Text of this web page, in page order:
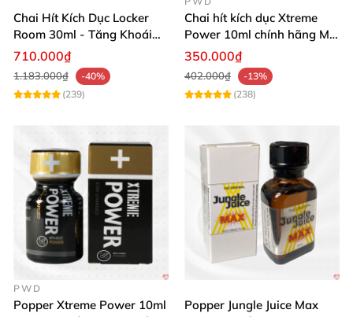
Chai Hít Kích Dục Locker
Room 30ml - Tăng Khoái
Cảm Đỉnh Cao
710.000₫
1.183.000₫
-40%
(239)
Chai hít kích dục Xtreme
Power 10ml chính hãng Mỹ
USA PWD
350.000₫
402.000₫
-13%
(238)
PWD
Popper Xtreme Power 10ml
Popper Jungle Juice Max